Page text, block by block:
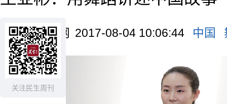
关注民生周刊
来源：中国网 2017-08-04 10:06:44 中国